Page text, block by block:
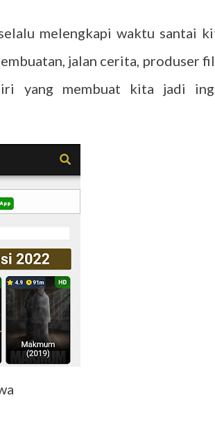
melengkapi waktu santai
jalan cerita, produser
yang membuat kita jadi